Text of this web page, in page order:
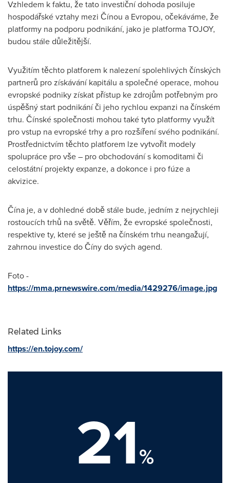
Vzhledem k faktu, že tato investiční dohoda posiluje
hospodářské vztahy mezi Čínou a Evropou, očekáváme, že
platformy na podporu podnikání, jako je platforma TOJOY,
budou stále důležitější.
Využitím těchto platforem k nalezení spolehlivých čínských
partnerů pro získávání kapitálu a společné operace, mohou
evropské podniky získat přístup ke zdrojům potřebným pro
úspěšný start podnikání či jeho rychlou expanzi na čínském
trhu. Čínské společnosti mohou také tyto platformy využít
pro vstup na evropské trhy a pro rozšíření svého podnikání.
Prostřednictvím těchto platforem lze vytvořit modely
spolupráce pro vše – pro obchodování s komoditami či
celostátní projekty expanze, a dokonce i pro fúze a
akvizice.
Čína je, a v dohledné době stále bude, jedním z nejrychleji
rostoucích trhů na světě. Věřím, že evropské společnosti,
respektive ty, které se ještě na čínském trhu neangažují,
zahrnou investice do Číny do svých agend.
Foto -
https://mma.prnewswire.com/media/1429276/image.jpg
Related Links
https://en.tojoy.com/
21%